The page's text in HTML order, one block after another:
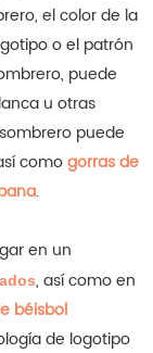
el color de la
o el patrón
puede
u otras
puede
comogorras de
.
en un
, así como en
béisbol
de logotipo